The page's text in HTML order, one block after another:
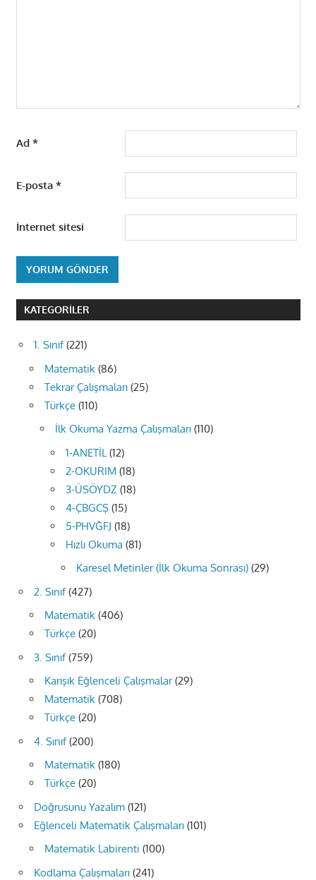
Ad *
E-posta *
İnternet sitesi
KATEGORILER
1. Sınıf(221)
Matematik (86)
Tekrar Çalışmaları (25)
Türkçe (110)
İlk Okuma Yazma Çalışmaları (110)
1-ANETİL(12)
2-OKURIM (18)
3-ÜSÖYDZ (18)
4-ÇBGCŞ (15)
5-PHVĞFJ (18)
Hızlı Okuma (81)
Karesel Metinler (İlk Okuma Sonrası) (29)
2. Sınıf(427)
Matematik (406)
Türkçe (20)
3. Sınıf(759)
Karışık Eğlenceli Çalışmalar(29)
Matematik (708)
Türkçe (20)
4. Sınıf(200)
Matematik (180)
Türkçe (20)
Doğrusunu Yazalım (121)
Eğlenceli Matematik Çalışmaları (101)
Matematik Labirenti (100)
Kodlama Çalışmaları (241)